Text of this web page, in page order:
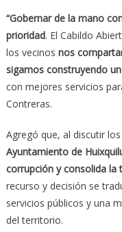
“Gobernar de la mano
prioridad. El Cabildo
los vecinos nos
sigamos construyendo
con mejores servicios
Contreras.
Agregó que, al discutir
Ayuntamiento de
corrupción y consolida la
recurso y decisión se
servicios públicos y una
del territorio.